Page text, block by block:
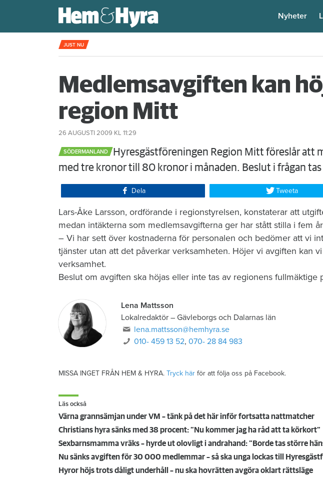
Nyheter
JUST NU
Medlemsavgiften kan
region Mitt
26 AUGUSTI 2009 KL 11:29
SÖDERMANLAND
​Hyresgästföreningen Region Mitt föreslår att
med tre kronor till 80 kronor i månaden. Beslut i frågan
Dela Tweeta
​Lars-Åke Larsson, ordförande i regionstyrelsen, konstaterar att
medan intäkterna som medlemsavgifterna ger har stått stilla i fem
– Vi har sett över kostnaderna för personalen och bedömer att vi
tjänster utan att det påverkar verksamheten. Höjer vi avgiften kan
verksamhet.
Beslut om avgiften ska höjas eller inte tas av regionens fullmäktige
Lena Mattsson
Lokalredaktör – Gävleborgs och Dalarnas län
lena.mattsson@hemhyra.se
010- 459 13 52,070- 28 84 983
MISSA INGET FRÅN HEM & HYRA. Tryck här för att följa oss på Facebook.
Läs också
Värna grannsämjan under VM – tänk på det här inför fortsatta nattmatcher
Christians hyra sänks med 38 procent: ”Nu kommer jag ha råd att ta körkort”
Sexbarnsmamma vräks – hyrde ut olovligt i andrahand: ”Borde tas större
Nu sänks avgiften för 30 000 medlemmar – så ska unga lockas till
Hyror höjs trots dåligt underhåll – nu ska hovrätten avgöra oklart rättsläge